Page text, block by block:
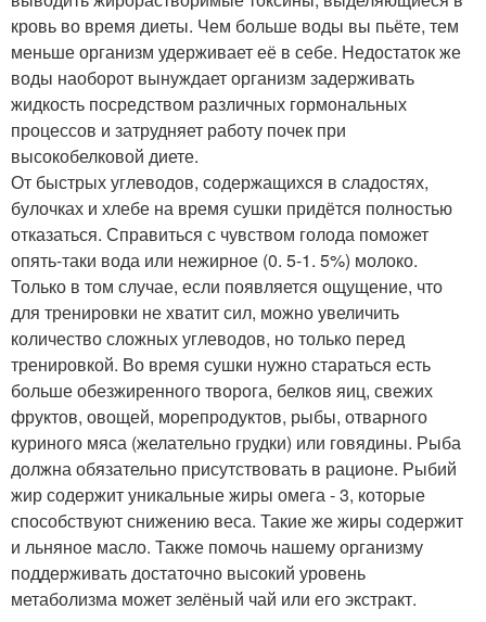
кровь во время диеты. Чем больше воды вы пьёте, тем
меньше организм удерживает её в себе. Недостаток же
воды наоборот вынуждает организм задерживать
жидкость посредством различных гормональных
процессов и затрудняет работу почек при
высокобелковой диете.
От быстрых углеводов, содержащихся в сладостях,
булочках и хлебе на время сушки придётся полностью
отказаться. Справиться с чувством голода поможет
опять-таки вода или нежирное (0. 5-1. 5%) молоко.
Только в том случае, если появляется ощущение, что
для тренировки не хватит сил, можно увеличить
количество сложных углеводов, но только перед
тренировкой. Во время сушки нужно стараться есть
больше обезжиренного творога, белков яиц, свежих
фруктов, овощей, морепродуктов, рыбы, отварного
куриного мяса (желательно грудки) или говядины. Рыба
должна обязательно присутствовать в рационе. Рыбий
жир содержит уникальные жиры омега - 3, которые
способствуют снижению веса. Такие же жиры содержит
и льняное масло. Также помочь нашему организму
поддерживать достаточно высокий уровень
метаболизма может зелёный чай или его экстракт.